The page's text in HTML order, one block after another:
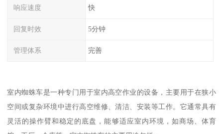
响应速度 快
回复时效 5分钟
管理体系 完善
室内蜘蛛车是一种专门用于室内高空作业的设备，主要用于在狭小
空间或复杂环境中进行高空维修、清洁、安装等工作。它通常具有
灵活的操作臂和稳定的底盘，能够适应室内环境，如商场、体育